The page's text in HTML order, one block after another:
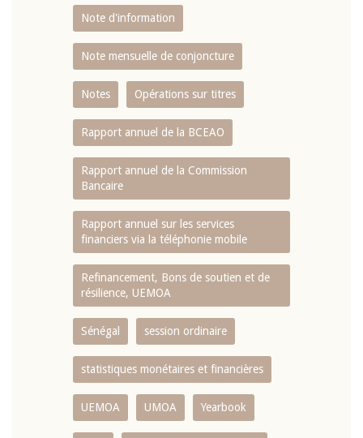
Note d'information
Note mensuelle de conjoncture
Notes Opérations sur titres
Rapport annuel de la BCEAO
Rapport annuel de la Commission
Bancaire
Rapport annuel sur les services
financiers via la téléphonie mobile
Refinancement, Bons de soutien et de
résilience, UEMOA
Sénégal session ordinaire
statistiques monétaires et financières
UEMOA UMOA Yearbook